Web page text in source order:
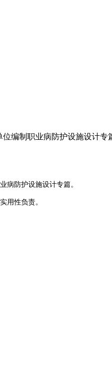
编制职业病防护设施设计
病防护设施设计专篇。
用性负责。